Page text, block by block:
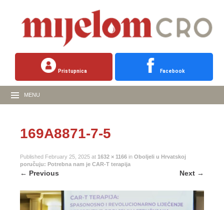
Pristupnica Facebook
MENU
169A8871-7-5
Published February 25, 2025 at 1632 × 1166 in Oboljeli u Hrvatskoj
poručuju: Potrebna nam je CAR-T terapija
← Previous Next →